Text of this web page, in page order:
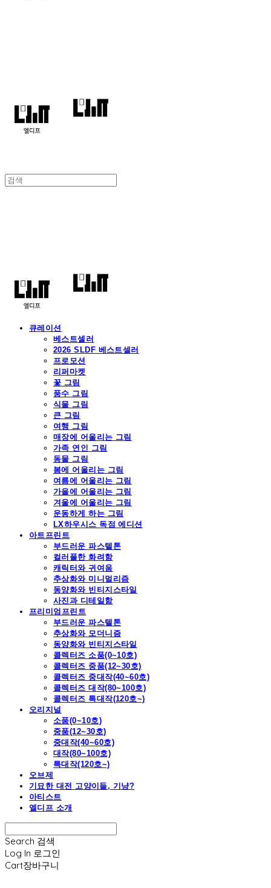
큐레이션
베스트셀러
2026 SLDF 베스트셀러
프로모션
리퍼마켓
꽃 그림
풍수 그림
식물 그림
큰 그림
여행 그림
매장에 어울리는 그림
가족 연인 그림
동물 그림
봄에 어울리는 그림
여름에 어울리는 그림
가을에 어울리는 그림
겨울에 어울리는 그림
운동하게 하는 그림
LX하우시스 독점 에디션
아트프린트
부드러운 파스텔톤
컬러풀한 화려함
캐릭터와 귀여움
추상화와 미니멀리즘
동양화와 빈티지스타일
사진과 디테일함
프리미엄프린트
부드러운 파스텔톤
추상화와 모더니즘
동양화와 빈티지스타일
콜렉터즈 소품(0~10호)
콜렉터즈 중품(12~30호)
콜렉터즈 중대작(40~60호)
콜렉터즈 대작(80~100호)
콜렉터즈 특대작(120호~)
오리지널
소품(0~10호)
중품(12~30호)
중대작(40~60호)
대작(80~100호)
특대작(120호~)
오브제
기묘한 대전 고양이들, 기냥?
아티스트
엘디프 소개
Search 검색
Log In 로그인
Cart장바구니